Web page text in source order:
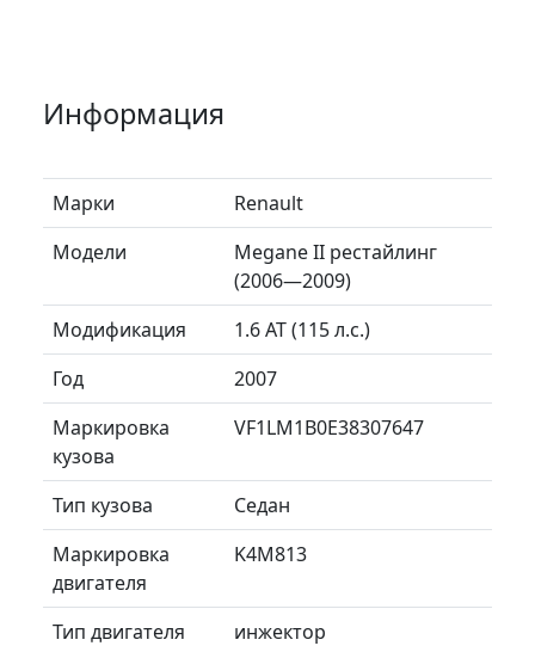
Информация
Марки
Renault
Модели
Megane II рестайлинг
(2006—2009)
Модификация
1.6 AT (115 л.с.)
Год
2007
Маркировка
кузова
VF1LM1B0E38307647
Тип кузова
Седан
Маркировка
двигателя
K4M813
Тип двигателя
инжектор